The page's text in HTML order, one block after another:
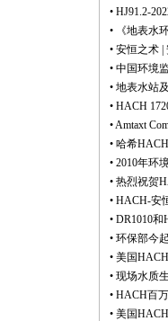
• HJ91.2-
•
《地表水
• 安恒之术 |
• 中国环境
• 地表水站
• HACH
•Amtaxt
• 哈希
• 2010年环
• 热烈祝贺
• HACH-安
• DR1010
• 环保部今
• 美国
• 现场水质
• HACH百
• 美国